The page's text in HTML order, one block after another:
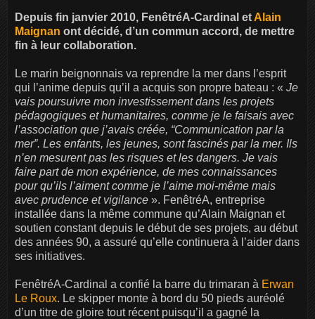
Depuis fin janvier 2010, FenêtréA-Cardinal et Alain
Maignan ont décidé, d’un commun accord, de mettre
fin à leur collaboration.
Le marin beignonnais va reprendre la mer dans l’esprit
qui l’anime depuis qu’il a acquis son propre bateau : « Je
vais poursuivre mon investissement dans les projets
pédagogiques et humanitaires, comme je le faisais avec
l’association que j’avais créée, “Communication par la
mer”. Les enfants, les jeunes, sont fascinés par la mer. Ils
n’en mesurent pas les risques et les dangers. Je vais
faire part de mon expérience, de mes connaissances
pour qu’ils l’aiment comme je l’aime moi-même mais
avec prudence et vigilance ». FenêtréA, entreprise
installée dans la même commune qu’Alain Maignan et
soutien constant depuis le début de ses projets, au début
des années 90, a assuré qu’elle continuera à l’aider dans
ses initiatives.
FenêtréA-Cardinal a confié la barre du trimaran à Erwan
Le Roux. Le skipper monte à bord du 50 pieds auréolé
d’un titre de gloire tout récent puisqu’il a gagné la